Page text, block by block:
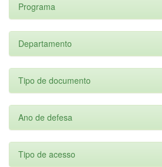
Programa
Departamento
Tipo de documento
Ano de defesa
Tipo de acesso